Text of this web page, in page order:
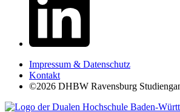
Impressum & Datenschutz
Kontakt
©2026 DHBW Ravensburg